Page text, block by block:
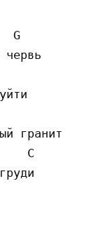
G
гранит
C